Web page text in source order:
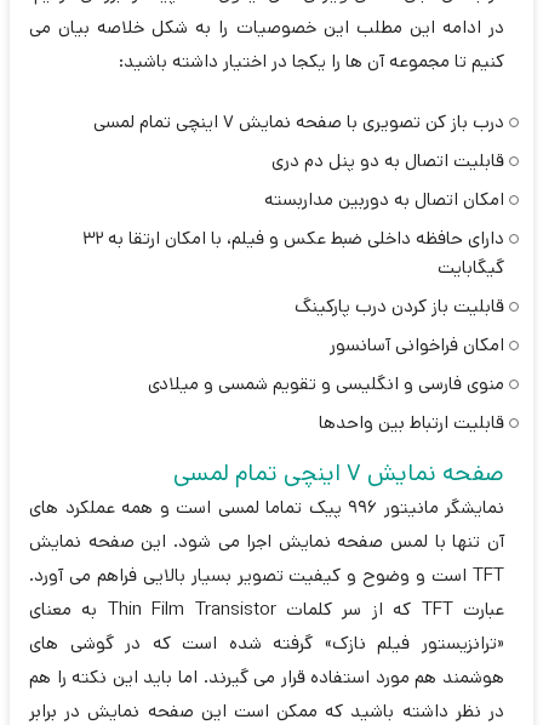
در ادامه این مطلب این خصوصیات را به شکل خلاصه بیان می
کنیم تا مجموعه آن ها را یکجا در اختیار داشته باشید:
درب باز کن تصویری با صفحه نمایش 7 اینچی تمام لمسی
قابلیت اتصال به دو پنل دم دری
امکان اتصال به دوربین مداربسته
دارای حافظه داخلی ضبط عکس و فیلم، با امکان ارتقا به 32
گیگابایت
قابلیت باز کردن درب پارکینگ
امکان فراخوانی آسانسور
منوی فارسی و انگلیسی و تقویم شمسی و میلادی
قابلیت ارتباط بین واحدها
صفحه نمایش 7 اینچی تمام لمسی
نمایشگر مانیتور 996 پیک تماما لمسی است و همه عملکرد های
آن تنها با لمس صفحه نمایش اجرا می شود. این صفحه نمایش
TFT است و وضوح و کیفیت تصویر بسیار بالایی فراهم می آورد.
عبارت TFT که از سر کلمات Thin Film Transistor به معنای
«ترانزیستور فیلم نازک» گرفته شده است که در گوشی‌ های
هوشمند هم مورد استفاده قرار می‌ گیرند. اما باید این نکته را هم
در نظر داشته باشید که ممکن است این صفحه نمایش در برابر